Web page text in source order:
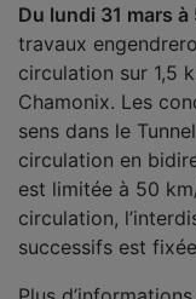
Du lundi 31 mars
travaux
circulation sur 1,5
Chamonix. Les
sens dans le
circulation en
est limitée à 50
circulation,
successifs est